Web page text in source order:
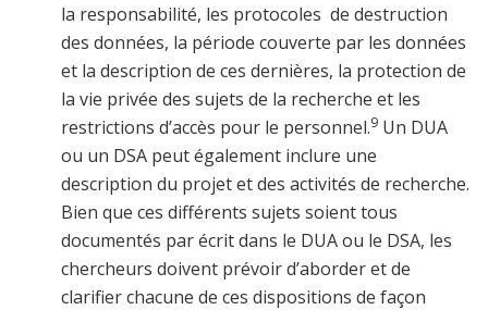
la responsabilité, les protocoles de destruction
des données, la période couverte par les données
et la description de ces dernières, la protection de
la vie privée des sujets de la recherche et les
restrictions d’accès pour le personnel.9 Un DUA
ou un DSA peut également inclure une
description du projet et des activités de recherche.
Bien que ces différents sujets soient tous
documentés par écrit dans le DUA ou le DSA, les
chercheurs doivent prévoir d’aborder et de
clarifier chacune de ces dispositions de façon